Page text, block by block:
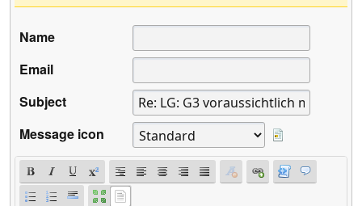
Name
Email
Subject
Message icon